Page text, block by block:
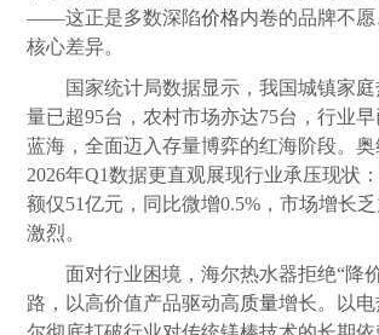
——这正是多数深陷价格内卷的品牌不
核心差异。
国家统计局数据显示，我国城镇家
量已超95台，农村市场亦达75台，行业
蓝海，全面迈入存量博弈的红海阶段。奥
2026年Q1数据更直观展现行业承压现状
额仅51亿元，同比微增0.5%，市场增长
激烈。
面对行业困境，海尔热水器拒绝“降
路，以高价值产品驱动高质量增长。以